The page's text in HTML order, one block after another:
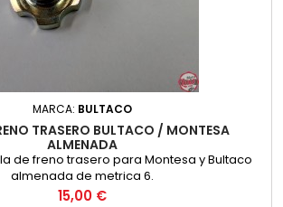
MARCA: BULTACO
TRASERO BULTACO / MONTESA
ALMENADA
de freno trasero para Montesa y Bultaco
almenada de metrica 6.
Precio
15,00 €